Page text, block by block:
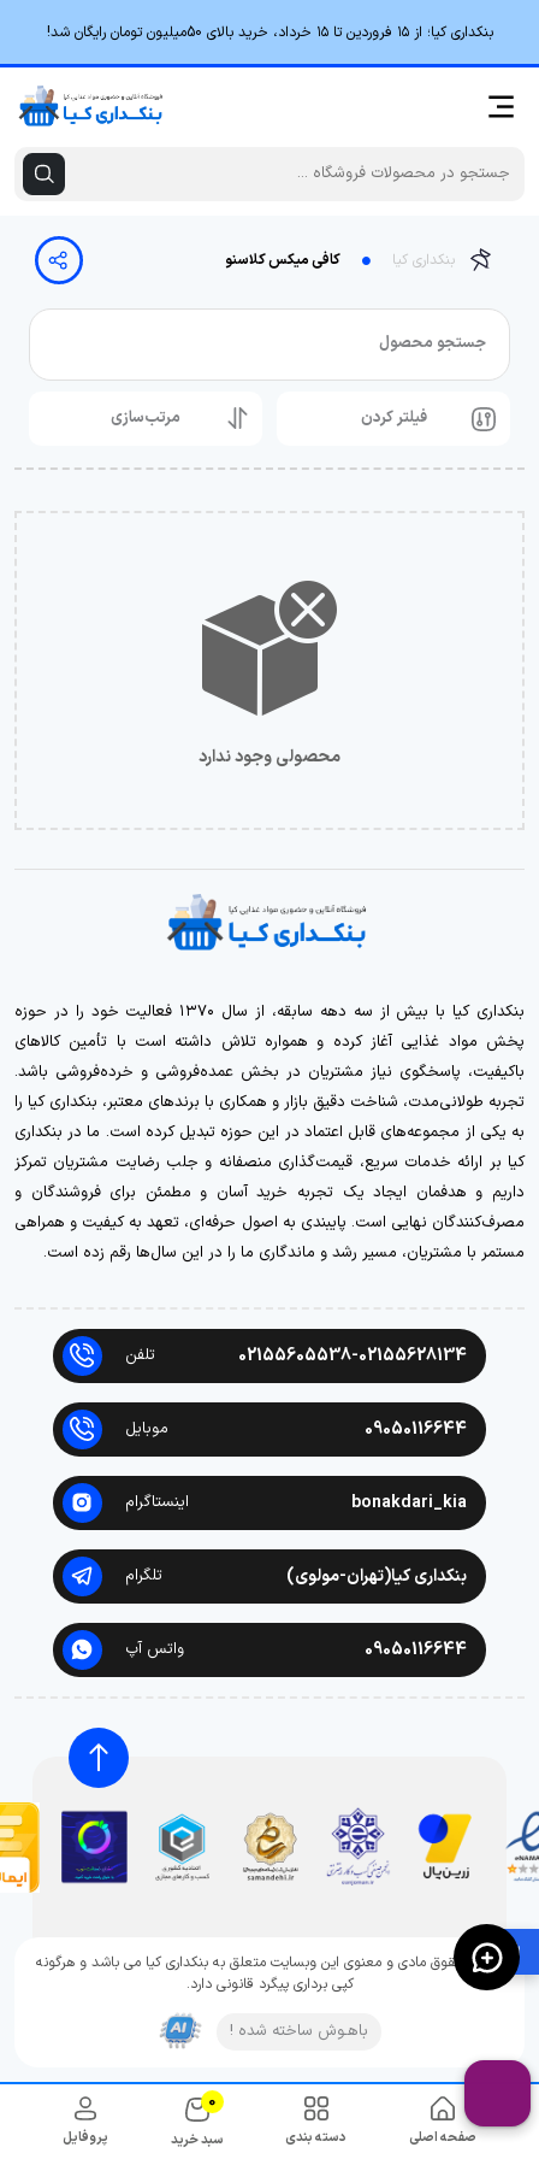
🛍️
بنکداری کیا؛ از ۱۵ فروردین تا ۱۵ خرداد، خرید بالای 50میلیون تومان رایگان شد!
صفحه اصلی دسته بندی
0
سبد خرید پروفایل
بنکداری کیا کافی میکس کلاسنو
جستجو محصول
فیلتر کردن مرتب‌سازی
محصولی وجود ندارد
بنکداری کیا با بیش از سه دهه سابقه، از سال ۱۳۷۰ فعالیت خود را در حوزه
پخش مواد غذایی آغاز کرده و همواره تلاش داشته است با تأمین کالاهای
باکیفیت، پاسخگوی نیاز مشتریان در بخش عمده‌فروشی و خرده‌فروشی باشد.
تجربه طولانی‌مدت، شناخت دقیق بازار و همکاری با برندهای معتبر، بنکداری کیا را
به یکی از مجموعه‌های قابل اعتماد در این حوزه تبدیل کرده است. ما در بنکداری
کیا بر ارائه خدمات سریع، قیمت‌گذاری منصفانه و جلب رضایت مشتریان تمرکز
داریم و هدفمان ایجاد یک تجربه خرید آسان و مطمئن برای فروشندگان و
مصرف‌کنندگان نهایی است. پایبندی به اصول حرفه‌ای، تعهد به کیفیت و همراهی
مستمر با مشتریان، مسیر رشد و ماندگاری ما را در این سال‌ها رقم زده است.
02155605538-02155628134 تلفن
09050116644 موبایل
bonakdari_kia اینستاگرام
بنکداری کیا(تهران-مولوی) تلگرام
09050116644 واتس آپ
تمامی حقوق مادی و معنوی این وبسایت متعلق به بنکداری کیا می باشد و هرگونه
کپی برداری پیگرد قانونی دارد.
باهـوش ساخته شده !